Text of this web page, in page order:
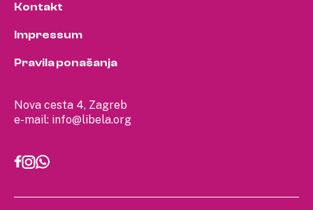
Nova cesta 4, Zagreb
e-mail: info@libela.org
Kontakt
Impressum
Pravila ponašanja